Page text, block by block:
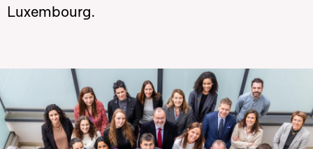
Luxembourg.